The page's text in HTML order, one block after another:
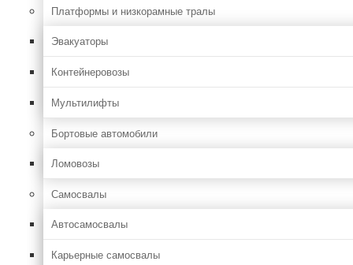
Платформы и низкорамные тралы
Эвакуаторы
Контейнеровозы
Мультилифты
Бортовые автомобили
Ломовозы
Самосвалы
Автосамосвалы
Карьерные самосвалы